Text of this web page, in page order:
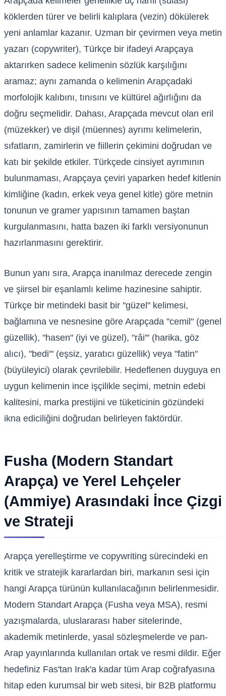
köklerden türer ve belirli kalıplara (vezin) dökülerek
yeni anlamlar kazanır. Uzman bir çevirmen veya metin
yazarı (copywriter), Türkçe bir ifadeyi Arapçaya
aktarırken sadece kelimenin sözlük karşılığını
aramaz; aynı zamanda o kelimenin Arapçadaki
morfolojik kalıbını, tınısını ve kültürel ağırlığını da
doğru seçmelidir. Dahası, Arapçada mevcut olan eril
(müzekker) ve dişil (müennes) ayrımı kelimelerin,
sıfatların, zamirlerin ve fiillerin çekimini doğrudan ve
katı bir şekilde etkiler. Türkçede cinsiyet ayrımının
bulunmaması, Arapçaya çeviri yaparken hedef kitlenin
kimliğine (kadın, erkek veya genel kitle) göre metnin
tonunun ve gramer yapısının tamamen baştan
kurgulanmasını, hatta bazen iki farklı versiyonunun
hazırlanmasını gerektirir.
Bunun yanı sıra, Arapça inanılmaz derecede zengin
ve şiirsel bir eşanlamlı kelime hazinesine sahiptir.
Türkçe bir metindeki basit bir "güzel" kelimesi,
bağlamına ve nesnesine göre Arapçada "cemil" (genel
güzellik), "hasen" (iyi ve güzel), "râi'" (harika, göz
alıcı), "bedi'" (eşsiz, yaratıcı güzellik) veya "fatin"
(büyüleyici) olarak çevrilebilir. Hedeflenen duyguya en
uygun kelimenin ince işçilikle seçimi, metnin edebi
kalitesini, marka prestijini ve tüketicinin gözündeki
ikna ediciliğini doğrudan belirleyen faktördür.
Fusha (Modern Standart
Arapça) ve Yerel Lehçeler
(Ammiye) Arasındaki İnce Çizgi
ve Strateji
Arapça yerelleştirme ve copywriting sürecindeki en
kritik ve stratejik kararlardan biri, markanın sesi için
hangi Arapça türünün kullanılacağının belirlenmesidir.
Modern Standart Arapça (Fusha veya MSA), resmi
yazışmalarda, uluslararası haber sitelerinde,
akademik metinlerde, yasal sözleşmelerde ve pan-
Arap yayınlarında kullanılan ortak ve resmi dildir. Eğer
hedefiniz Fas'tan Irak'a kadar tüm Arap coğrafyasına
hitap eden kurumsal bir web sitesi, bir B2B platformu